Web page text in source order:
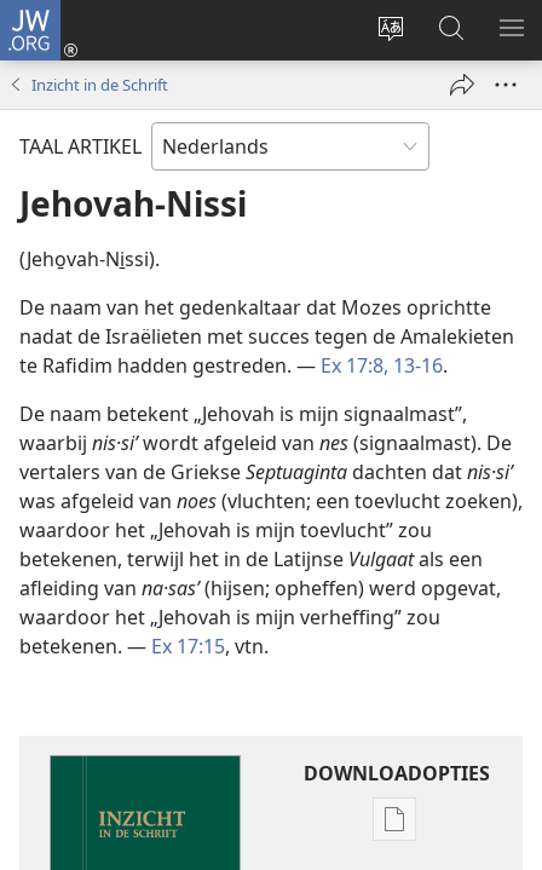
JW.ORG
Taal
wijzigen
Inloggen
(opent
Zoeken
op
JW.ORG
Inzicht in de Schrift
TAAL ARTIKEL
Jehovah-Nissi
(Jeho̱vah-Ni̱ssi).
De naam van het gedenkaltaar dat Mozes oprichtte
nadat de Israëlieten met succes tegen de Amalekieten
te Rafidim hadden gestreden. — Ex 17:8, 13-16.
De naam betekent „Jehovah is mijn signaalmast”,
waarbij nis·siʹwordt afgeleid van nes(signaalmast). De
vertalers van de GriekseSeptuagintadachten datnis·siʹ
was afgeleid van noes(vluchten; een toevlucht zoeken),
waardoor het „Jehovah is mijn toevlucht” zou
betekenen, terwijl het in de Latijnse Vulgaatals een
afleiding van na·sasʹ(hijsen; opheffen) werd opgevat,
waardoor het „Jehovah is mijn verheffing” zou
betekenen. — Ex 17:15, vtn.
DOWNLOADOPTIES